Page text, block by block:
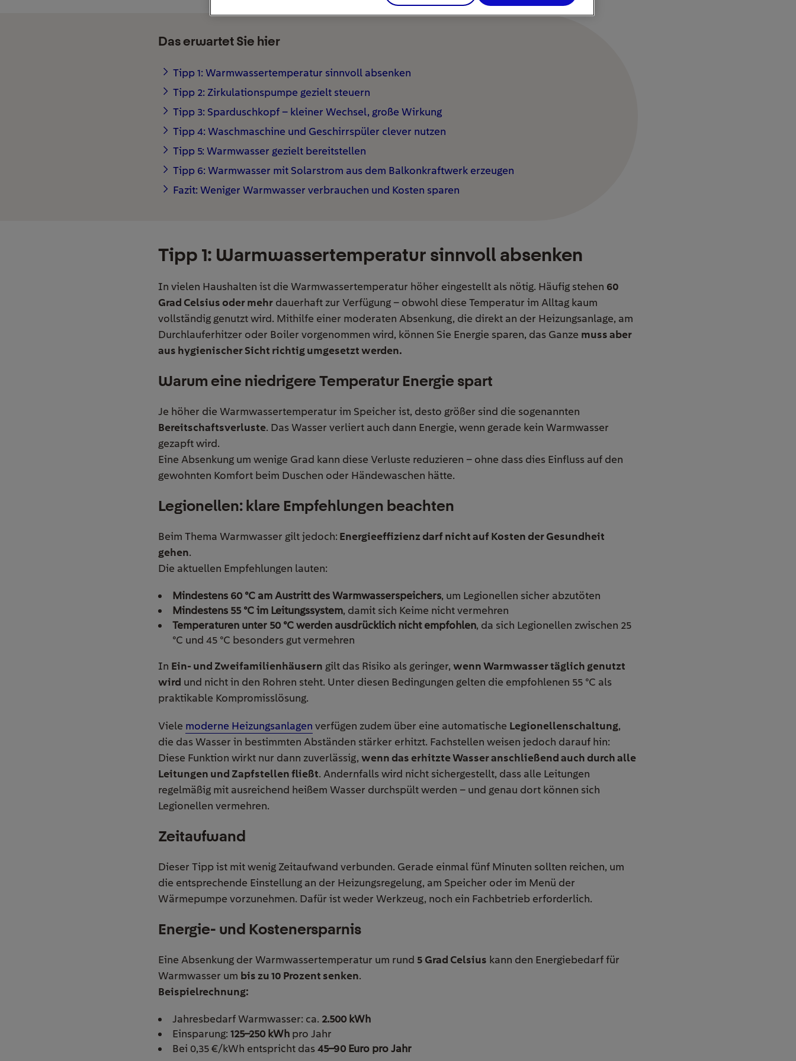
Das erwartet Sie hier
Tipp 1: Warmwassertemperatur sinnvoll absenken
Tipp 2: Zirkulationspumpe gezielt steuern
Tipp 3: Sparduschkopf – kleiner Wechsel, große Wirkung
Tipp 4: Waschmaschine und Geschirrspüler clever nutzen
Tipp 5: Warmwasser gezielt bereitstellen
Tipp 6: Warmwasser mit Solarstrom aus dem Balkonkraftwerk erzeugen
Fazit: Weniger Warmwasser verbrauchen und Kosten sparen
Tipp 1: Warmwassertemperatur sinnvoll absenken
In vielen Haushalten ist die Warmwassertemperatur höher eingestellt als nötig. Häufig stehen 60
Grad Celsius oder mehr dauerhaft zur Verfügung – obwohl diese Temperatur im Alltag kaum
vollständig genutzt wird. Mithilfe einer moderaten Absenkung, die direkt an der Heizungsanlage, am
Durchlauferhitzer oder Boiler vorgenommen wird, können Sie Energie sparen, das Ganze muss aber
aus hygienischer Sicht richtig umgesetzt werden.
Warum eine niedrigere Temperatur Energie spart
Je höher die Warmwassertemperatur im Speicher ist, desto größer sind die sogenannten
Bereitschaftsverluste. Das Wasser verliert auch dann Energie, wenn gerade kein Warmwasser
gezapft wird.
Eine Absenkung um wenige Grad kann diese Verluste reduzieren – ohne dass dies Einfluss auf den
gewohnten Komfort beim Duschen oder Händewaschen hätte.
Legionellen: klare Empfehlungen beachten
Beim Thema Warmwasser gilt jedoch: Energieeffizienz darf nicht auf Kosten der Gesundheit
gehen.
Die aktuellen Empfehlungen lauten:
Mindestens 60 °C am Austritt des Warmwasserspeichers, um Legionellen sicher abzutöten
Mindestens 55 °C im Leitungssystem, damit sich Keime nicht vermehren
Temperaturen unter 50 °C werden ausdrücklich nicht empfohlen, da sich Legionellen zwischen 25
°C und 45 °C besonders gut vermehren
In Ein- und Zweifamilienhäusern gilt das Risiko als geringer, wenn Warmwasser täglich genutzt
wird und nicht in den Rohren steht. Unter diesen Bedingungen gelten die empfohlenen 55 °C als
praktikable Kompromisslösung.
Viele moderne Heizungsanlagen verfügen zudem über eine automatische Legionellenschaltung,
die das Wasser in bestimmten Abständen stärker erhitzt. Fachstellen weisen jedoch darauf hin:
Diese Funktion wirkt nur dann zuverlässig, wenn das erhitzte Wasser anschließend auch durch alle
Leitungen und Zapfstellen fließt. Andernfalls wird nicht sichergestellt, dass alle Leitungen
regelmäßig mit ausreichend heißem Wasser durchspült werden – und genau dort können sich
Legionellen vermehren.
Zeitaufwand
Dieser Tipp ist mit wenig Zeitaufwand verbunden. Gerade einmal fünf Minuten sollten reichen, um
die entsprechende Einstellung an der Heizungsregelung, am Speicher oder im Menü der
Wärmepumpe vorzunehmen. Dafür ist weder Werkzeug, noch ein Fachbetrieb erforderlich.
Energie- und Kostenersparnis
Eine Absenkung der Warmwassertemperatur um rund 5 Grad Celsius kann den Energiebedarf für
Warmwasser um bis zu 10 Prozent senken.
Beispielrechnung:
Jahresbedarf Warmwasser: ca. 2.500 kWh
Einsparung: 125–250 kWh pro Jahr
Bei 0,35 €/kWh entspricht das45–90 Euro pro Jahr